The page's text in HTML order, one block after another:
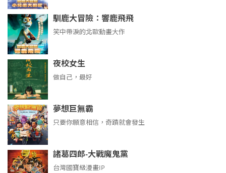
馴鹿大冒險：響鹿飛飛
笑中帶淚的北歐動畫大作
夜校女生
做自己，最好
夢想巨無霸
只要你願意相信，奇蹟就會發生
諸葛四郎-大戰魔鬼黨
台灣國寶級漫畫IP